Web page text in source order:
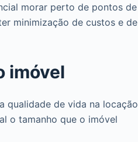
morar perto de pontos de
minimização de custos e de
qualidade de vida na locação
o tamanho que o imóvel